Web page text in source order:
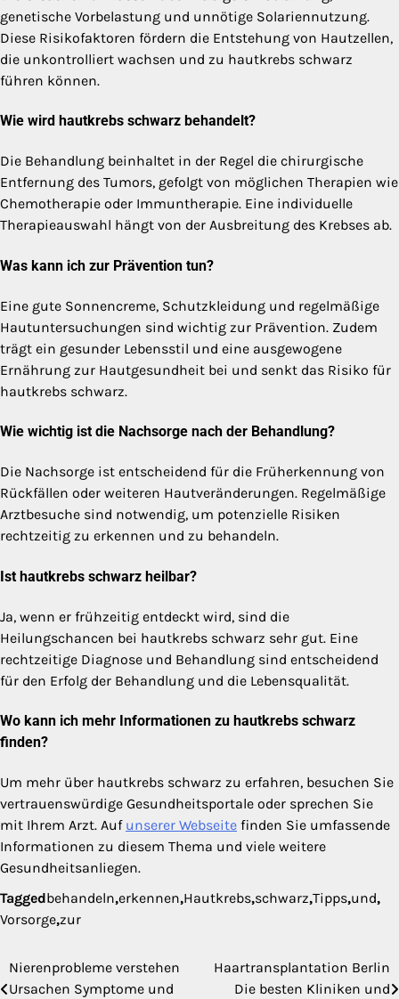
genetische Vorbelastung und unnötige Solariennutzung.
Diese Risikofaktoren fördern die Entstehung von Hautzellen,
die unkontrolliert wachsen und zu hautkrebs schwarz
führen können.
Wie wird hautkrebs schwarz behandelt?
Die Behandlung beinhaltet in der Regel die chirurgische
Entfernung des Tumors, gefolgt von möglichen Therapien wie
Chemotherapie oder Immuntherapie. Eine individuelle
Therapieauswahl hängt von der Ausbreitung des Krebses ab.
Was kann ich zur Prävention tun?
Eine gute Sonnencreme, Schutzkleidung und regelmäßige
Hautuntersuchungen sind wichtig zur Prävention. Zudem
trägt ein gesunder Lebensstil und eine ausgewogene
Ernährung zur Hautgesundheit bei und senkt das Risiko für
hautkrebs schwarz.
Wie wichtig ist die Nachsorge nach der Behandlung?
Die Nachsorge ist entscheidend für die Früherkennung von
Rückfällen oder weiteren Hautveränderungen. Regelmäßige
Arztbesuche sind notwendig, um potenzielle Risiken
rechtzeitig zu erkennen und zu behandeln.
Ist hautkrebs schwarz heilbar?
Ja, wenn er frühzeitig entdeckt wird, sind die
Heilungschancen bei hautkrebs schwarz sehr gut. Eine
rechtzeitige Diagnose und Behandlung sind entscheidend
für den Erfolg der Behandlung und die Lebensqualität.
Wo kann ich mehr Informationen zu hautkrebs schwarz
finden?
Um mehr über hautkrebs schwarz zu erfahren, besuchen Sie
vertrauenswürdige Gesundheitsportale oder sprechen Sie
mit Ihrem Arzt. Auf unserer Webseite finden Sie umfassende
Informationen zu diesem Thema und viele weitere
Gesundheitsanliegen.
Taggedbehandeln,erkennen,Hautkrebs,schwarz,Tipps,und,
Vorsorge,zur
Beitragsnavigation
Nierenprobleme verstehen
Ursachen Symptome und
Haartransplantation Berlin
Die besten Kliniken und